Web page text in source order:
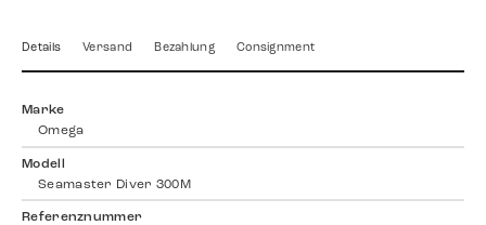
Details Versand Bezahlung Consignment
Marke
Omega
Modell
Seamaster Diver 300M
Referenznummer